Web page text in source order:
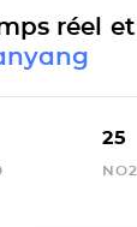
réel et
25
NO2